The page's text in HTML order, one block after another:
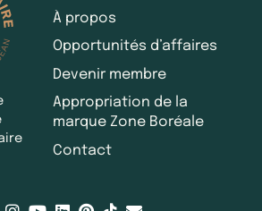
À propos
Opportunités d’affaires
Devenir membre
Appropriation de la
marque Zone Boréale
Contact